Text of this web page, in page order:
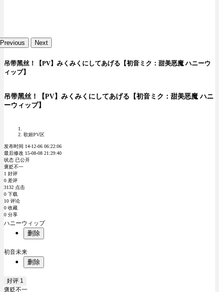
Previous Next
吊带黑丝！【PV】みくみくにしてあげる【初音ミク：甜美恶魔 ハニーウ
ィップ】
吊带黑丝！【PV】みくみくにしてあげる【初音ミク：甜美恶魔 ハニ
ーウィップ】
歌姬PV区
发布时间 14-12-06 06:22:06
最后修改 15-08-08 21:29:40
状态 已公开
褒贬不一
1 好评
0 差评
3132 点击
0 下载
10 评论
0 收藏
0 分享
ハニーウィップ
删除
初音未来
删除
好评 1
褒贬不一